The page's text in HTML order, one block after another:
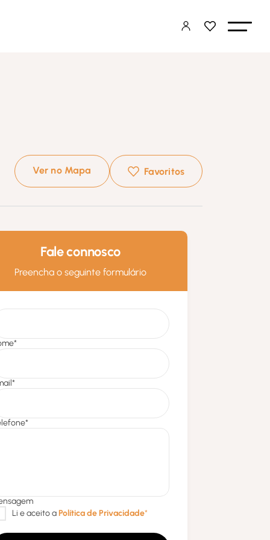
Ver no Mapa Favoritos
Fale connosco
Preencha o seguinte formulário